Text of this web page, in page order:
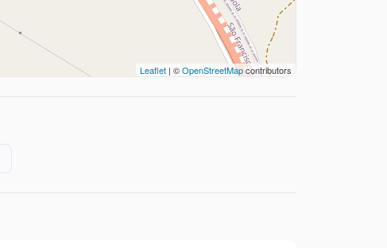
Leaflet | ©OpenStreetMapcontributors